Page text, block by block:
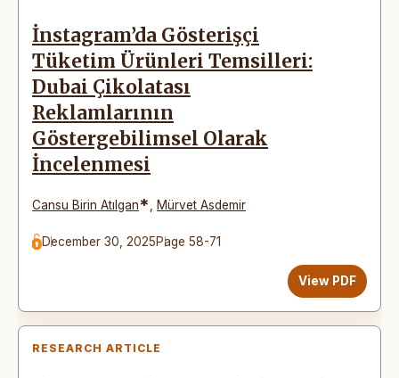
İnstagram’da Gösterişçi
Tüketim Ürünleri Temsilleri:
Dubai Çikolatası
Reklamlarının
Göstergebilimsel Olarak
İncelenmesi
Cansu Birin Atılgan* Mürvet Asdemir
December 30, 2025Page 58-71
View PDF
RESEARCH ARTICLE